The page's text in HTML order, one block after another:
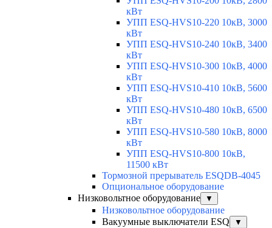
кВт
УПП ESQ-HVS10-220 10кВ, 3000
кВт
УПП ESQ-HVS10-240 10кВ, 3400
кВт
УПП ESQ-HVS10-300 10кВ, 4000
кВт
УПП ESQ-HVS10-410 10кВ, 5600
кВт
УПП ESQ-HVS10-480 10кВ, 6500
кВт
УПП ESQ-HVS10-580 10кВ, 8000
кВт
УПП ESQ-HVS10-800 10кВ,
11500 кВт
Тормозной прерыватель ESQDB-4045
Опциональное оборудование
Низковольтное оборудование
▼
Низковольтное оборудование
Вакуумные выключатели ESQ
▼